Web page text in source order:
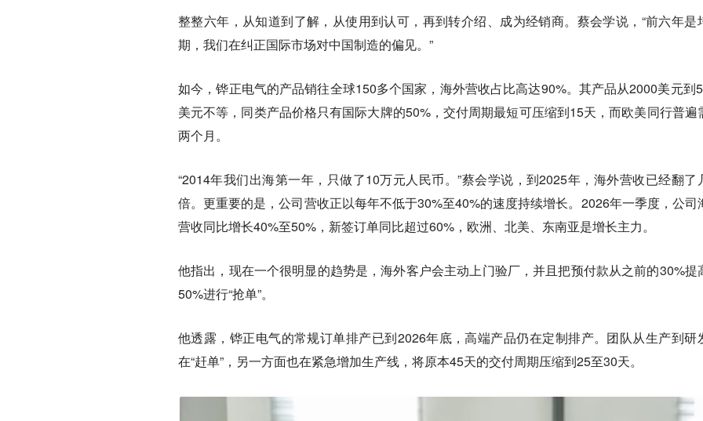
整整六年，从知道到了解，从使用到认可，再到转介绍、成为经销商。蔡会学说，“前六年是
期，我们在纠正国际市场对中国制造的偏见。”
如今，铧正电气的产品销往全球150多个国家，海外营收占比高达90%。其产品从2000美元到
美元不等，同类产品价格只有国际大牌的50%，交付周期最短可压缩到15天，而欧美同行普遍
两个月。
“2014年我们出海第一年，只做了10万元人民币。”蔡会学说，到2025年，海外营收已经翻了
倍。更重要的是，公司营收正以每年不低于30%至40%的速度持续增长。2026年一季度，公司
营收同比增长40%至50%，新签订单同比超过60%，欧洲、北美、东南亚是增长主力。
他指出，现在一个很明显的趋势是，海外客户会主动上门验厂，并且把预付款从之前的30%提
50%进行“抢单”。
他透露，铧正电气的常规订单排产已到2026年底，高端产品仍在定制排产。团队从生产到研
在“赶单”，另一方面也在紧急增加生产线，将原本45天的交付周期压缩到25至30天。